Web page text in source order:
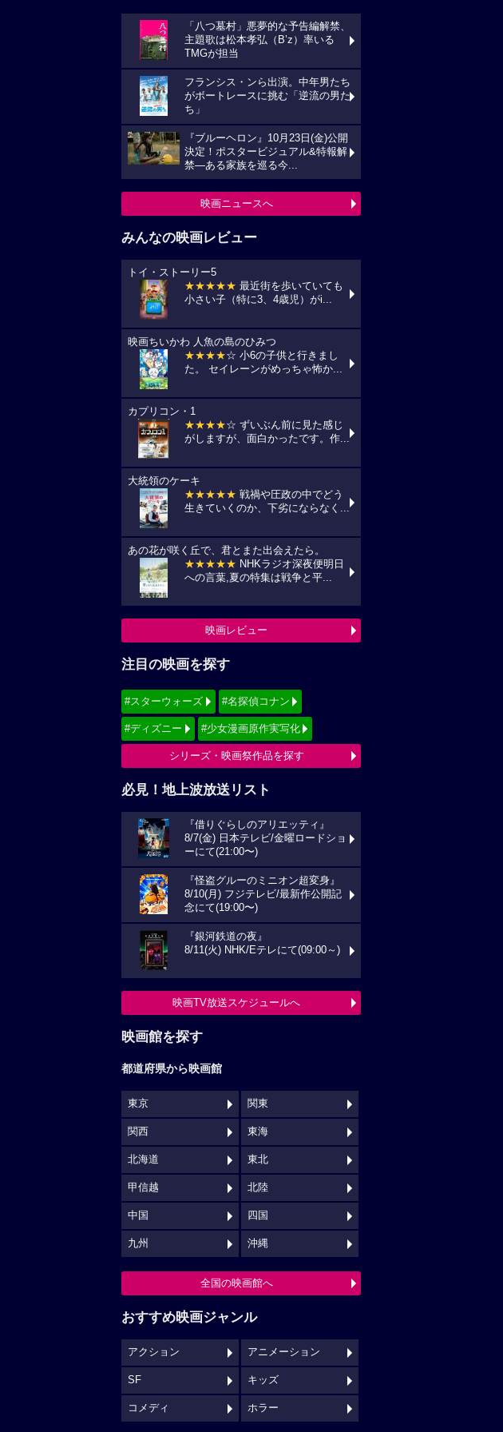
「八つ墓村」悪夢的な予告編解禁、
主題歌は松本孝弘（B’z）率いる
TMGが担当
フランシス・ンら出演。中年男たち
がボートレースに挑む「逆流の男た
ち」
『ブルーヘロン』10月23日(金)公開
決定！ポスタービジュアル&特報解
禁―ある家族を巡る今...
映画ニュースへ
みんなの映画レビュー
トイ・ストーリー5
★★★★★ 最近街を歩いていても
小さい子（特に3、4歳児）がi...
映画ちいかわ 人魚の島のひみつ
★★★★☆ 小6の子供と行きまし
た。 セイレーンがめっちゃ怖か...
カプリコン・1
★★★★☆ ずいぶん前に見た感じ
がしますが、面白かったです。作...
大統領のケーキ
★★★★★ 戦禍や圧政の中でどう
生きていくのか、下劣にならなく...
あの花が咲く丘で、君とまた出会えたら。
★★★★★ NHKラジオ深夜便明日
への言葉,夏の特集は戦争と平...
映画レビュー
注目の映画を探す
#スターウォーズ #名探偵コナン
#ディズニー #少女漫画原作実写化
シリーズ・映画祭作品を探す
必見！地上波放送リスト
『借りぐらしのアリエッティ』
8/7(金) 日本テレビ/金曜ロードショ
ーにて(21:00〜)
『怪盗グルーのミニオン超変身』
8/10(月) フジテレビ/最新作公開記
念にて(19:00〜)
『銀河鉄道の夜』
8/11(火) NHK/Eテレにて(09:00～)
映画TV放送スケジュールへ
映画館を探す
都道府県から映画館
東京 関東
関西 東海
北海道 東北
甲信越 北陸
中国 四国
九州 沖縄
全国の映画館へ
おすすめ映画ジャンル
アクション アニメーション
SF キッズ
コメディ ホラー